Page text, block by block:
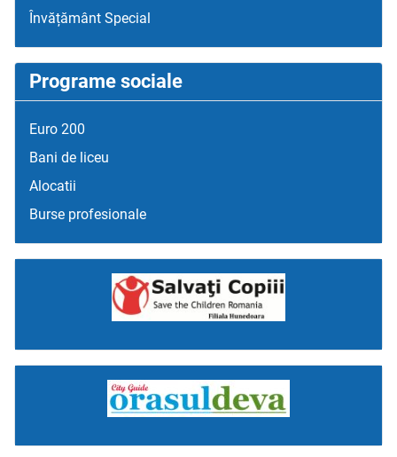
Învățământ Special
Programe sociale
Euro 200
Bani de liceu
Alocatii
Burse profesionale